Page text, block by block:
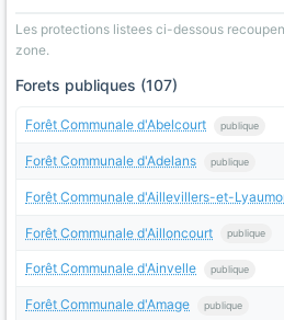
Les protections listees ci-dessous
zone.
Forets publiques (107)
Forêt Communale d'Abelcourt publique
Forêt Communale d'Adelans publique
Forêt Communale d'Aillevillers-et-
Forêt Communale d'Ailloncourt publique
Forêt Communale d'Ainvelle publique
Forêt Communale d'Amage publique